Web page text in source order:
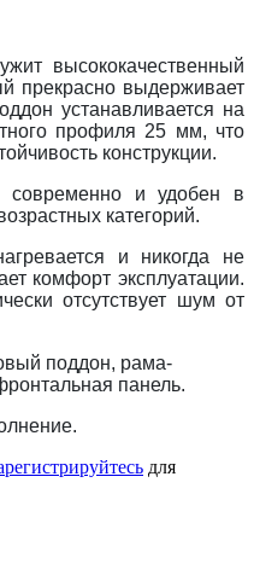
высококачественный
прекрасно выдерживает
устанавливается на
профиля 25 мм, что
конструкции.
современно и удобен в
категорий.
и никогда не
комфорт эксплуатации.
отсутствует шум от
поддон, рама-
панель.
для